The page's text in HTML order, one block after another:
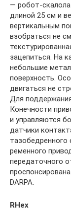
— робот-
длиной 25 см и
вертикальным
взобраться не
зацепиться. На
небольшие
поверхность.
двигаться не
Для
Конечности
и управляются
датчики
тазобедренного
ременного
передаточного
DARPA.
RHex